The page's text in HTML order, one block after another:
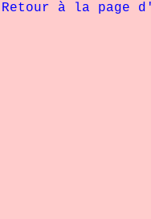
Retour à la page